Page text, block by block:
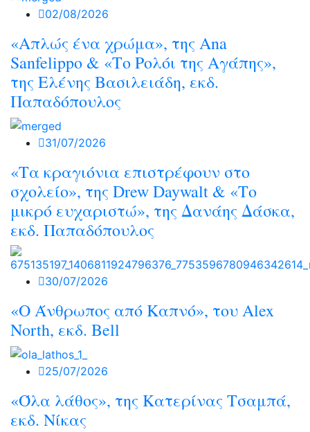
02/08/2026
«Απλώς ένα χρώμα», της Ana
Sanfelippo & «Το Ρολόι της Αγάπης»,
της Ελένης Βασιλειάδη, εκδ.
Παπαδόπουλος
31/07/2026
«Τα κραγιόνια επιστρέφουν στο
σχολείο», της Drew Daywalt & «Το
μικρό ευχαριστώ», της Δανάης Δάσκα,
εκδ. Παπαδόπουλος
30/07/2026
«O Άνθρωπος από Καπνό», του Alex
North, εκδ. Bell
25/07/2026
«Όλα λάθος», της Κατερίνας Τσαμπά,
εκδ. Νίκας